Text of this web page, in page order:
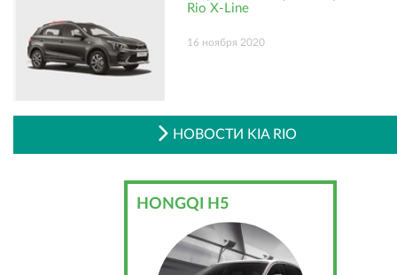
Rio X-Line
16 ноября 2020
НОВОСТИ KIA RIO
HONGQI H5